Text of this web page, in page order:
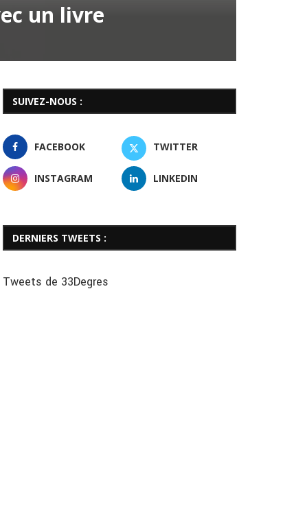
un livre
SUIVEZ-NOUS :
FACEBOOK TWITTER
INSTAGRAM LINKEDIN
DERNIERS TWEETS :
Tweets de 33Degres